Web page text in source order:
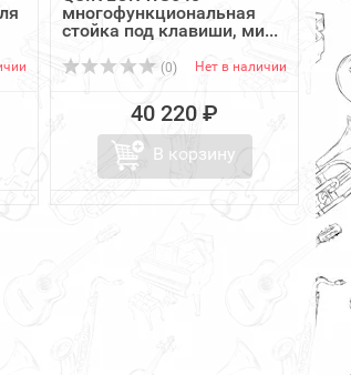
многофункциональная
стойка под клавиши, ми...
(0) Нет в наличии
40 220 ₽
В корзину